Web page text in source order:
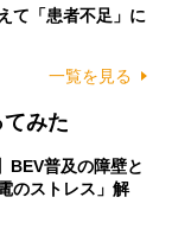
て「患者不足」に
一覧を見る
みた
BEV普及の障壁と
のストレス」解